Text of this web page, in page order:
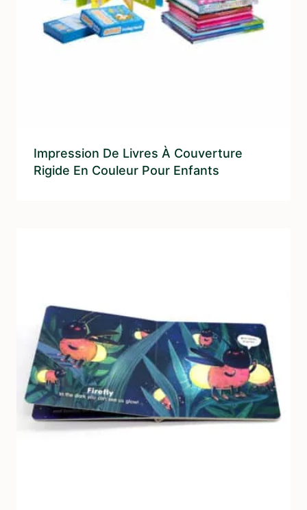
Impression De Livres À Couverture
Rigide En Couleur Pour Enfants